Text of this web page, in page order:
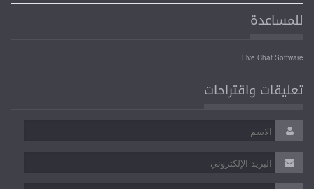
للمساعدة
Live Chat Software
تعليقات واقتراحات